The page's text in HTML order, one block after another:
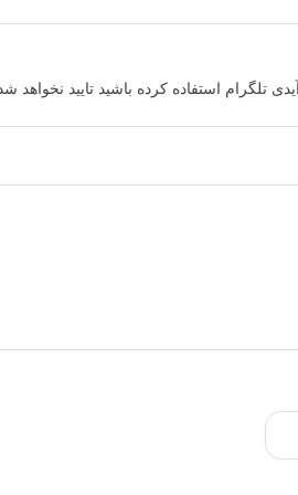
تلگرام استفاده کرده باشید تایید نخواهد